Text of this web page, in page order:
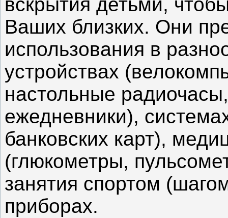
вскрытия детьми,
Ваших близких. Они
использования в
устройствах
настольные
ежедневники),
банковских карт),
(глюкометры,
занятия спортом
приборах.